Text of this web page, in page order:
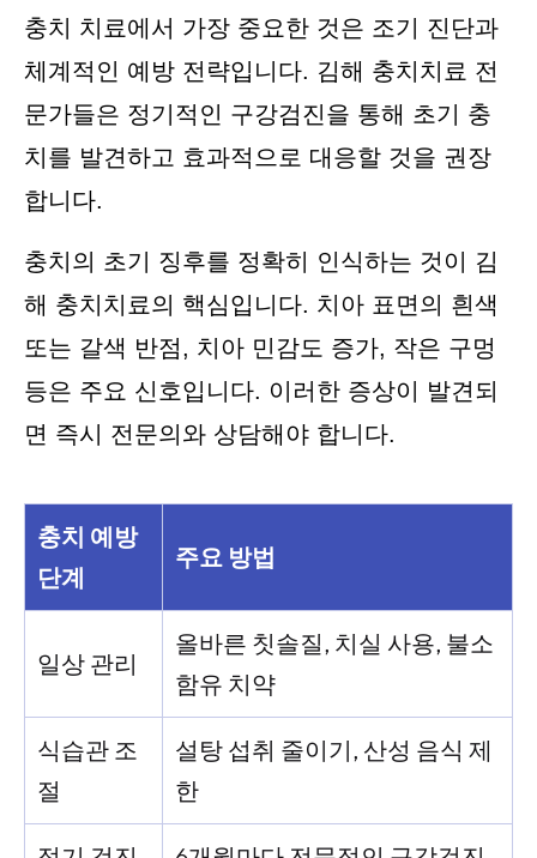
충치 치료에서 가장 중요한 것은 조기 진단과
체계적인 예방 전략입니다. 김해 충치치료 전
문가들은 정기적인 구강검진을 통해 초기 충
치를 발견하고 효과적으로 대응할 것을 권장
합니다.
충치의 초기 징후를 정확히 인식하는 것이 김
해 충치치료의 핵심입니다. 치아 표면의 흰색
또는 갈색 반점, 치아 민감도 증가, 작은 구멍
등은 주요 신호입니다. 이러한 증상이 발견되
면 즉시 전문의와 상담해야 합니다.
충치 예방
단계
주요 방법
일상 관리
올바른 칫솔질, 치실 사용, 불소
함유 치약
식습관 조
절
설탕 섭취 줄이기, 산성 음식 제
한